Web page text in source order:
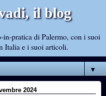
il blog
pratica di Palermo, con i suoi
Italia e i suoi articoli.
▼
2024